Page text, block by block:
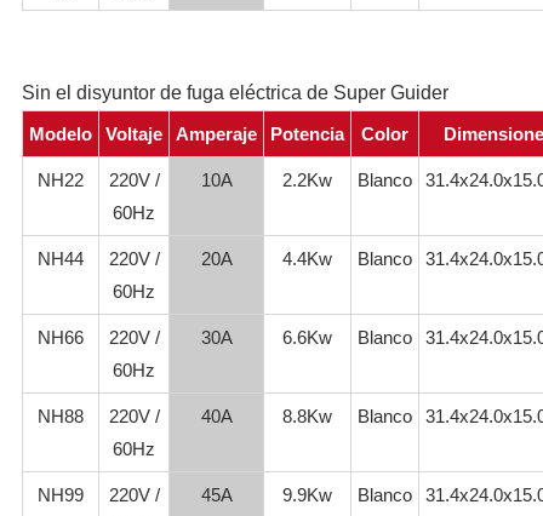
Sin el disyuntor de fuga eléctrica de Super Guider
Modelo
Voltaje Amperaje Potencia Color
NH22
220V /
60Hz
10A 2.2Kw Blanco
NH44
220V /
60Hz
20A 4.4Kw Blanco
NH66
220V /
60Hz
30A 6.6Kw Blanco
NH88
220V /
60Hz
40A 8.8Kw Blanco
NH99
220V /
45A 9.9Kw Blanco